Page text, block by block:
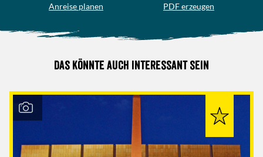
Anreise planen PDF erzeugen
Das könnte auch interessant sein